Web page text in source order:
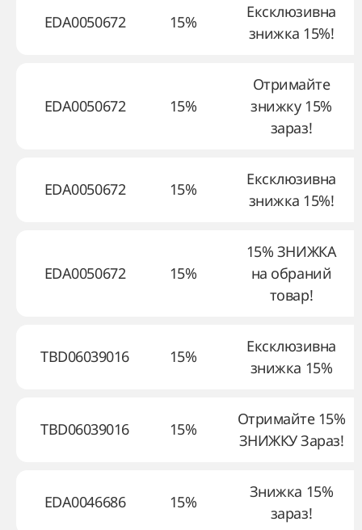
EDA0050672 15%
Ексклюзивна
знижка 15%!
EDA0050672 15%
Отримайте
знижку 15%
зараз!
EDA0050672 15%
Ексклюзивна
знижка 15%!
EDA0050672 15%
15% ЗНИЖКА
на обраний
товар!
TBD06039016 15%
Ексклюзивна
знижка 15%
TBD06039016 15%
Отримайте 15%
ЗНИЖКУ Зараз!
EDA0046686 15%
Знижка 15%
зараз!